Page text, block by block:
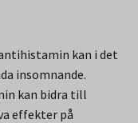
kan i det
insomnande.
kan bidra till
effekter på